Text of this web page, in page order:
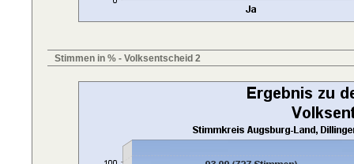
Stimmen in % - Volksentscheid 2